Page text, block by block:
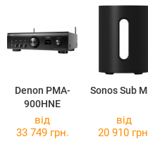
Denon PMA-
900HNE
Sonos Sub
від
33 749 грн.
від
20 910